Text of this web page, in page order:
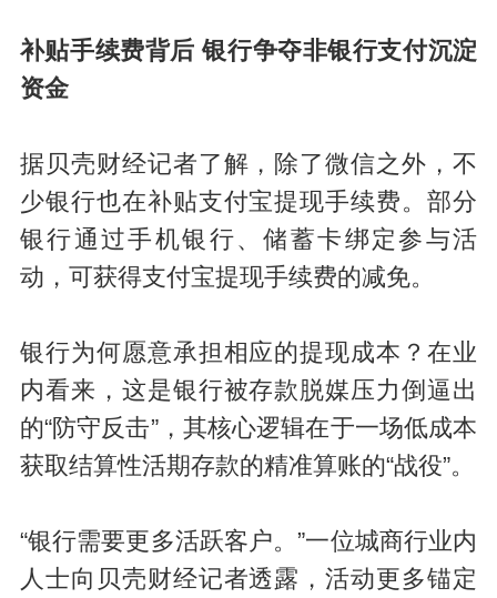
补贴手续费背后 银行争夺非银行支付沉淀
资金
据贝壳财经记者了解，除了微信之外，不
少银行也在补贴支付宝提现手续费。部分
银行通过手机银行、储蓄卡绑定参与活
动，可获得支付宝提现手续费的减免。
银行为何愿意承担相应的提现成本？在业
内看来，这是银行被存款脱媒压力倒逼出
的“防守反击”，其核心逻辑在于一场低成本
获取结算性活期存款的精准算账的“战役”。
“银行需要更多活跃客户。”一位城商行业内
人士向贝壳财经记者透露，活动更多锚定